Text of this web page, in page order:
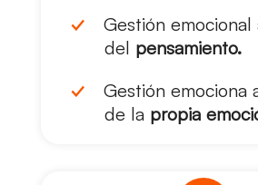
Gestión emocional
del pensamiento.
Gestión emociona
de la propia